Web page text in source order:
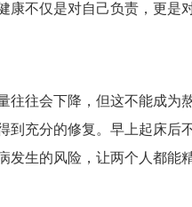
康不仅是对自己负责，更是
往往会下降，但这不能成
到充分的修复。早上起床
发生的风险，让两个人都能